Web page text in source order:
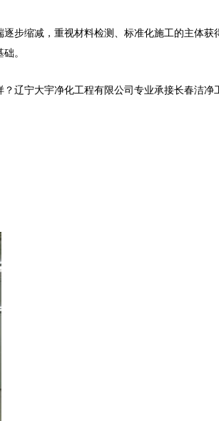
步缩减，重视材料检测、标准化施工的主体
。
辽宁大宇净化工程有限公司专业承接长春洁